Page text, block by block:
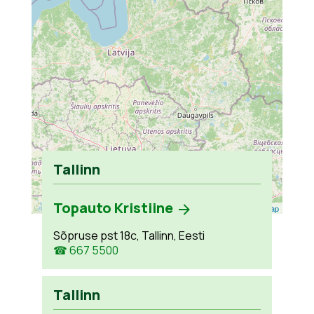
Leaflet OpenStreetMap
Tallinn
Topauto Kristiine
Sõpruse pst 18c, Tallinn, Eesti
☎ 667 5500
Tallinn